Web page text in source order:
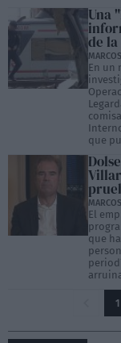
Una
de
En un
que
El
que
1